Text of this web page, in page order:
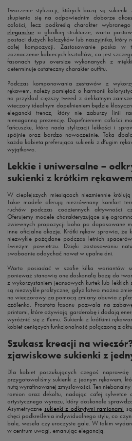
Tworzenie stylizacji, których bazą są sukienki
skupienia się na odpowiednim doborze
całości, lecz podkreślą charakter
eleganckie o gładkiej strukturze, warto
postaci dużych kolczyków lub naszyjnika, który
całej kompozycji. Zastosowanie paska
zaznaczenie kobiecych kształtów, co jest
fasonach typu oversize wykonanych z
determinuje ostateczny charakter outfitu.
Podczas komponowania zestawów z
rękawem, należy pamiętać o harmonii
na przykład cięższy tweed z delikatnym
wieczory idealnym dopełnieniem będzie
elegancki trencz, który nie zaburzy linii
nienaganną prezencję. Dopełnieniem całości
łańcuszku, która nada stylizacji lekkości i
spójnie oraz bardzo nowocześnie. Taka
każda kobieta preferująca sukienki z długim
wyjątkowo.
Lekkie i uniwersalne –
sukienki z krótkim
W cieplejszych miesiącach niezmiennie
Takie modele oferują niezrównany komfort
ruchów podczas codziennych aktywności
Oferujemy modele charakteryzujące się
zwiewnych propozycji boho po dopasowane
inne oficjalne okazje. Krótki rękaw sprawia, że
niezwykle pożądane podczas letnich
świeżym powietrzu. Dzięki zastosowaniu
swobodnie oddychać nawet w upalne dni.
Warto posiadać w szafie kilka wariantów
ponieważ stanowią one doskonałą bazę do
z wykorzystaniem jeansowych kurtek lub lekkich
są niezwykle praktyczne, gdyż łatwo można
na wieczorowy za pomocą zmiany obuwia z
czółenka. Prostota fasonu pozwala na
printami, które ożywiają garderobę i dodają
wyróżnić się z tłumu. Sukienki z krótkimi
kobiet ceniących funkcjonalność połączoną z
Szukasz kreacji na
zjawiskowe sukienki z
Dla kobiet poszukujących czegoś
przygotowaliśmy sukienki z jednym rękawem,
nutą wyrafinowanej zmysłowości. Ten
ramion oraz dekoltu, nadając całej sylwetce
artystycznego wyrazu, który doskonale
Asymetryczne sukienki z odkrytymi ramionami
chęci podkreślenia indywidualnego stylu, co
bale, wesela czy uroczyste gale. W takim
w centrum uwagi, emanując elegancją.